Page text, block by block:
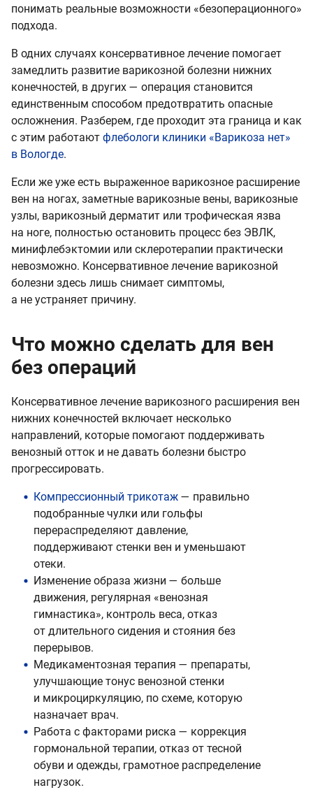
понимать реальные возможности «безоперационного»
подхода.
В одних случаях консервативное лечение помогает
замедлить развитие варикозной болезни нижних
конечностей, в других — операция становится
единственным способом предотвратить опасные
осложнения. Разберем, где проходит эта граница и как
с этим работают флебологи клиники «Варикоза нет»
в Вологде.
Если же уже есть выраженное варикозное расширение
вен на ногах, заметные варикозные вены, варикозные
узлы, варикозный дерматит или трофическая язва
на ноге, полностью остановить процесс без ЭВЛК,
минифлебэктомии или склеротерапии практически
невозможно. Консервативное лечение варикозной
болезни здесь лишь снимает симптомы,
а не устраняет причину.
Что можно сделать для вен
без операций
Консервативное лечение варикозного расширения вен
нижних конечностей включает несколько
направлений, которые помогают поддерживать
венозный отток и не давать болезни быстро
прогрессировать.
Компрессионный трикотаж — правильно
подобранные чулки или гольфы
перераспределяют давление,
поддерживают стенки вен и уменьшают
отеки.
Изменение образа жизни — больше
движения, регулярная «венозная
гимнастика», контроль веса, отказ
от длительного сидения и стояния без
перерывов.
Медикаментозная терапия — препараты,
улучшающие тонус венозной стенки
и микроциркуляцию, по схеме, которую
назначает врач.
Работа с факторами риска — коррекция
гормональной терапии, отказ от тесной
обуви и одежды, грамотное распределение
нагрузок.